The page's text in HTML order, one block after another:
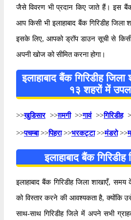
जैसे विवरण भी प्रदान किए जाते हैं। इस
आप किसी भी इलाहाबाद बैंक गिरिडीह जिला
इसके लिए, आपको ड्रॉप डाउन सूची से
अपनी खोज को सीमित करना होगा।
इलाहाबाद बैंक गिरिडीह जिला
१३ शहरों में
>>खुडिसार>>ग़मगी>>गावं>>गिरिडीह
>>पचम्बा>>पिहरा>>भरकट्टा>>मंडरो>>
इलाहाबाद बैंक गिरिडीह
इलाहाबाद बैंक गिरिडीह जिला शाखाएँ,
को विस्तार करने की आवश्यकता है, क्योंकि उसे
साथ-साथ गिरिडीह जिले में अपने सभी